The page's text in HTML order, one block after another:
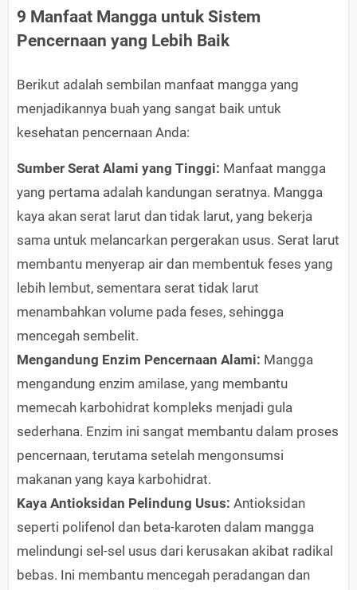
9 Manfaat Mangga untuk Sistem
Pencernaan yang Lebih Baik
Berikut adalah sembilan manfaat mangga yang
menjadikannya buah yang sangat baik untuk
kesehatan pencernaan Anda:
Sumber Serat Alami yang Tinggi: Manfaat mangga
yang pertama adalah kandungan seratnya. Mangga
kaya akan serat larut dan tidak larut, yang bekerja
sama untuk melancarkan pergerakan usus. Serat larut
membantu menyerap air dan membentuk feses yang
lebih lembut, sementara serat tidak larut
menambahkan volume pada feses, sehingga
mencegah sembelit.
Mengandung Enzim Pencernaan Alami: Mangga
mengandung enzim amilase, yang membantu
memecah karbohidrat kompleks menjadi gula
sederhana. Enzim ini sangat membantu dalam proses
pencernaan, terutama setelah mengonsumsi
makanan yang kaya karbohidrat.
Kaya Antioksidan Pelindung Usus: Antioksidan
seperti polifenol dan beta-karoten dalam mangga
melindungi sel-sel usus dari kerusakan akibat radikal
bebas. Ini membantu mencegah peradangan dan